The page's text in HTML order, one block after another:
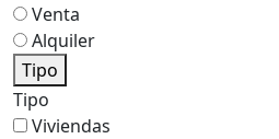
Venta
Alquiler
Tipo
Tipo
Viviendas